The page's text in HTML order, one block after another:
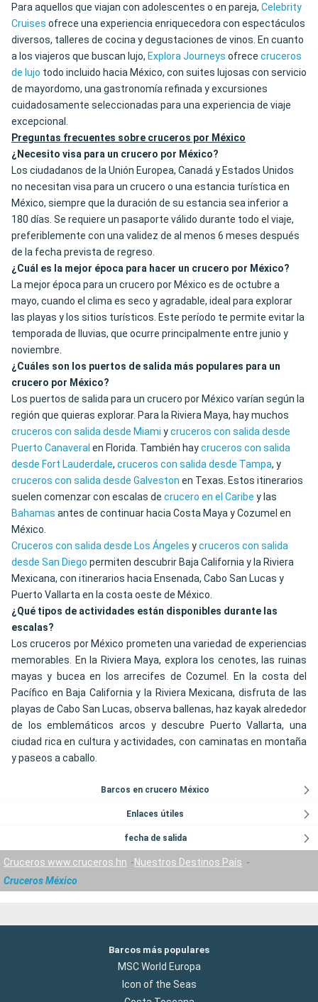
Para aquellos que viajan con adolescentes o en pareja, Celebrity
Cruises ofrece una experiencia enriquecedora con espectáculos
diversos, talleres de cocina y degustaciones de vinos. En cuanto
a los viajeros que buscan lujo, Explora Journeys ofrece cruceros
de lujo todo incluido hacia México, con suites lujosas con servicio
de mayordomo, una gastronomía refinada y excursiones
cuidadosamente seleccionadas para una experiencia de viaje
excepcional.
Preguntas frecuentes sobre cruceros por México
¿Necesito visa para un crucero por México?
Los ciudadanos de la Unión Europea, Canadá y Estados Unidos
no necesitan visa para un crucero o una estancia turística en
México, siempre que la duración de su estancia sea inferior a
180 días. Se requiere un pasaporte válido durante todo el viaje,
preferiblemente con una validez de al menos 6 meses después
de la fecha prevista de regreso.
¿Cuál es la mejor época para hacer un crucero por México?
La mejor época para un crucero por México es de octubre a
mayo, cuando el clima es seco y agradable, ideal para explorar
las playas y los sitios turísticos. Este período te permite evitar la
temporada de lluvias, que ocurre principalmente entre junio y
noviembre.
¿Cuáles son los puertos de salida más populares para un
crucero por México?
Los puertos de salida para un crucero por México varían según la
región que quieras explorar. Para la Riviera Maya, hay muchos
cruceros con salida desde Miami ycruceros con salida desde
Puerto Canaveral en Florida. También haycruceros con salida
desde Fort Lauderdale, cruceros con salida desde Tampa, y
cruceros con salida desde Galveston en Texas. Estos itinerarios
suelen comenzar con escalas de crucero en el Caribe y las
Bahamas antes de continuar hacia Costa Maya y Cozumel en
México.
Cruceros con salida desde Los Ángeles ycruceros con salida
desde San Diego permiten descubrir Baja California y la Riviera
Mexicana, con itinerarios hacia Ensenada, Cabo San Lucas y
Puerto Vallarta en la costa oeste de México.
¿Qué tipos de actividades están disponibles durante las
escalas?
Los cruceros por México prometen una variedad de experiencias
memorables. En la Riviera Maya, explora los cenotes, las ruinas
mayas y bucea en los arrecifes de Cozumel. En la costa del
Pacífico en Baja California y la Riviera Mexicana, disfruta de las
playas de Cabo San Lucas, observa ballenas, haz kayak alrededor
de los emblemáticos arcos y descubre Puerto Vallarta, una
ciudad rica en cultura y actividades, con caminatas en montaña
y paseos a caballo.
Barcos en crucero México
Enlaces útiles
fecha de salida
Cruceros www.cruceros.hn
Nuestros Destinos País
Cruceros México
Barcos más populares
MSC World Europa
Icon of the Seas